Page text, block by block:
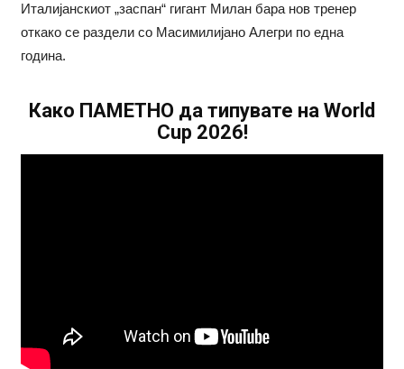
Италијанскиот „заспан“ гигант Милан бара нов тренер
откако се раздели со Масимилијано Алегри по една
година.
Како ПАМЕТНО да типувате на World
Cup 2026!